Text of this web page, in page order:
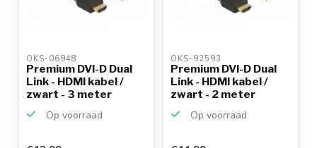
OKS-06948
Premium DVI-D Dual
Link - HDMI kabel /
zwart - 3 meter
Op voorraad
OKS-92593
Premium DVI-D Dual
Link - HDMI kabel /
zwart - 2 meter
Op voorraad